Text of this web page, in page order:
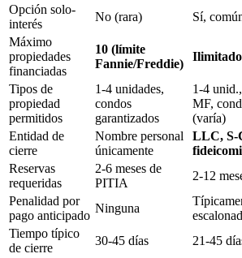
Opción solo-
interés
No (rara)
Sí,
Máximo
propiedades
financiadas
10 (límite
Fannie/Freddie)
Ilimitado
Tipos de
propiedad
permitidos
1-4 unidades,
condos
garantizados
1-4
MF,
(varía)
Entidad de
cierre
Nombre personal
únicamente
LLC, S-
Reservas
requeridas
2-6 meses de
PITIA
2-12
Penalidad por
pago anticipado
Ninguna
Tiempo típico
de cierre
30-45 días
21-45